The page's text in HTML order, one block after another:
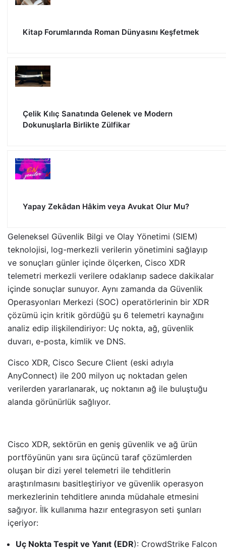
Kitap Forumlarında Roman Dünyasını Keşfetmek
Çelik Kılıç Sanatında Gelenek ve Modern
Dokunuşlarla Birlikte Zülfikar
Yapay Zekâdan Hâkim veya Avukat Olur Mu?
Geleneksel Güvenlik Bilgi ve Olay Yönetimi (SIEM)
teknolojisi, log-merkezli verilerin yönetimini sağlayıp
ve sonuçları günler içinde ölçerken, Cisco XDR
telemetri merkezli verilere odaklanıp sadece dakikalar
içinde sonuçlar sunuyor. Aynı zamanda da Güvenlik
Operasyonları Merkezi (SOC) operatörlerinin bir XDR
çözümü için kritik gördüğü şu 6 telemetri kaynağını
analiz edip ilişkilendiriyor: Uç nokta, ağ, güvenlik
duvarı, e-posta, kimlik ve DNS.
Cisco XDR, Cisco Secure Client (eski adıyla
AnyConnect) ile 200 milyon uç noktadan gelen
verilerden yararlanarak, uç noktanın ağ ile buluştuğu
alanda görünürlük sağlıyor.
Cisco XDR, sektörün en geniş güvenlik ve ağ ürün
portföyünün yanı sıra üçüncü taraf çözümlerden
oluşan bir dizi yerel telemetri ile tehditlerin
araştırılmasını basitleştiriyor ve güvenlik operasyon
merkezlerinin tehditlere anında müdahale etmesini
sağıyor. İlk kullanıma hazır entegrasyon seti şunları
içeriyor:
Uç Nokta Tespit ve Yanıt (EDR): CrowdStrike Falcon